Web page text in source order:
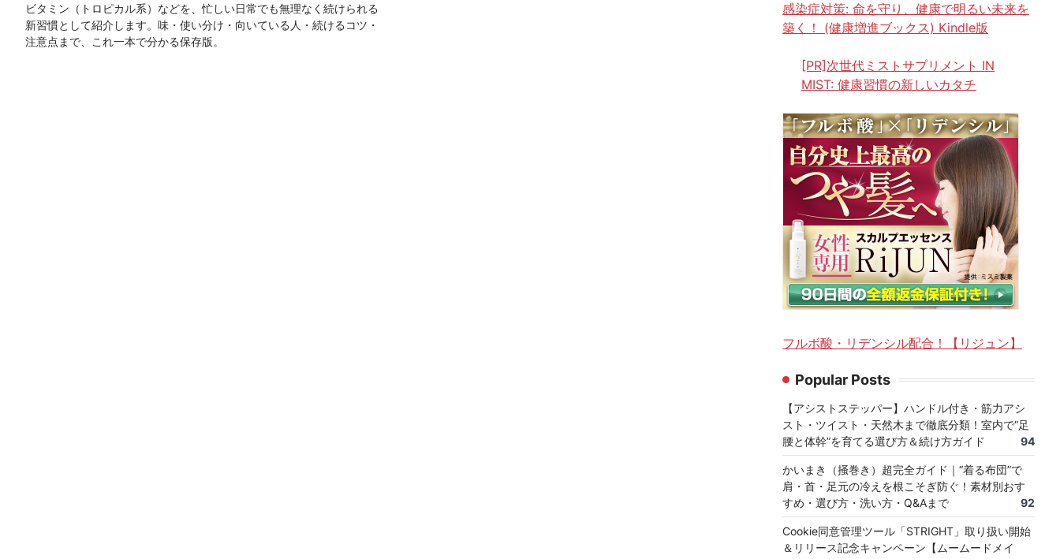
ビタミン（トロピカル系）などを、忙しい日常でも無理なく続けられる
新習慣として紹介します。味・使い分け・向いている人・続けるコツ・
注意点まで、これ一本で分かる保存版。
感染症対策: 命を守り、健康で明るい未来を
築く！ (健康増進ブックス) Kindle版
[PR]次世代ミストサプリメント IN
MIST: 健康習慣の新しいカタチ
フルボ酸・リデンシル配合！【リジュン】
Popular Posts
【アシストステッパー】ハンドル付き・筋力アシ
スト・ツイスト・天然木まで徹底分類！室内で“足
腰と体幹”を育てる選び方＆続け方ガイド
94
かいまき（掻巻き）超完全ガイド｜“着る布団”で
肩・首・足元の冷えを根こそぎ防ぐ！素材別おす
すめ・選び方・洗い方・Q&Aまで
92
Cookie同意管理ツール「STRIGHT」取り扱い開始
＆リリース記念キャンペーン【ムームードメイ